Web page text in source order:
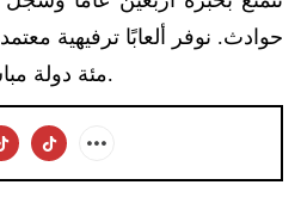
حوادث. نوفر ألعابًا ترفيهية
مئة دولة مباشرة من مصنعنا الرئيسي.